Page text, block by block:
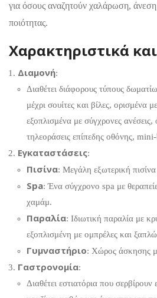
για όσους αναζητούν χαλάρωση,
ποιότητας.
Χαρακτηριστικά
Διαμονή:
Διαθέτει διάφορους τύπους
μέχρι σουίτες και βίλες, ορισμένα
εξοπλισμένα με σύγχρονες
τηλεοράσεις επίπεδης οθόνης,
Εγκαταστάσεις:
Πισίνα: Μεγάλη εξωτερική
Spa: Ένα σύγχρονο spa με
χαμάμ.
Παραλία: Ιδιωτική παραλία με
εξοπλισμένη με ομπρέλες και
Γυμναστήριο: Χώρος άσκησης
Γαστρονομία:
Διαθέτει εστιατόρια που σερβίρουν